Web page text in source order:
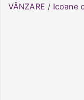
VÂNZARE / Icoane